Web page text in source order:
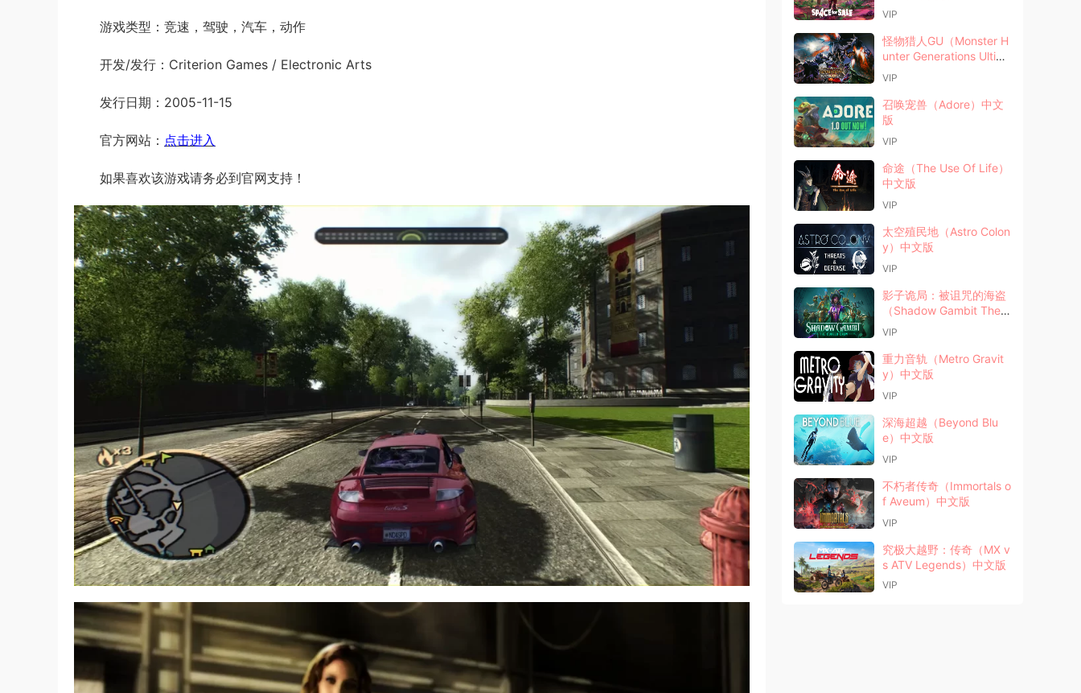
游戏类型：竞速，驾驶，汽车，动作
开发/发行：Criterion Games / Electronic Arts
发行日期：2005-11-15
官方网站： 点击进入
如果喜欢该游戏请务必到官网支持！
VIP
怪物猎人GU（Monster H
unter Generations Ultim
ate）中文版
VIP
召唤宠兽（Adore）中文
版
VIP
命途（The Use Of Life）
中文版
VIP
太空殖民地（Astro Colon
y）中文版
VIP
影子诡局：被诅咒的海盗
（Shadow Gambit The
Cursed Crew）中文版
VIP
重力音轨（Metro Gravit
y）中文版
VIP
深海超越（Beyond Blu
e）中文版
VIP
不朽者传奇（Immortals o
f Aveum）中文版
VIP
究极大越野：传奇（MX v
s ATV Legends）中文版
VIP